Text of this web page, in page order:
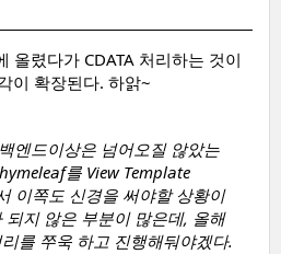
올렸다가 CDATA 처리하는 것이
이 확장된다. 하앍~
엔드이상은 넘어오질 않았는
를 View Template
이쪽도 신경을 써야할 상황이
지 않은 부분이 많은데, 올해
를 쭈욱 하고 진행해둬야겠다.